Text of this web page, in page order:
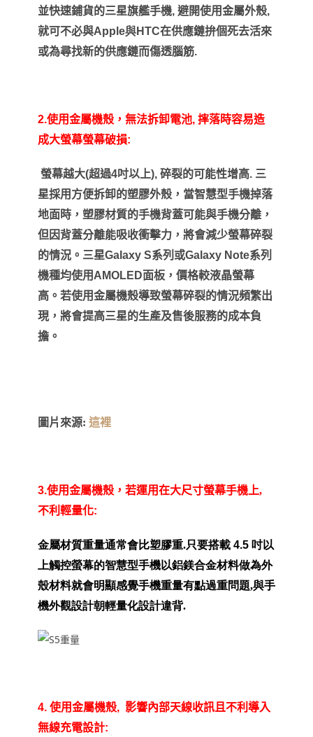
並快速鋪貨的三星旗艦手機, 避開使用金屬外殼,
就可不必與Apple與HTC在供應鏈拚個死去活來
或為尋找新的供應鏈而傷透腦筋.
2.使用金屬機殼，無法拆卸電池, 摔落時容易造
成大螢幕螢幕破損:
螢幕越大(超過4吋以上), 碎裂的可能性增高. 三
星採用方便拆卸的塑膠外殼，當智慧型手機掉落
地面時，塑膠材質的手機背蓋可能與手機分離，
但因背蓋分離能吸收衝擊力，將會減少螢幕碎裂
的情況。三星Galaxy S系列或Galaxy Note系列
機種均使用 AMOLED面板，價格較液晶螢幕
高。若使用金屬機殼導致螢幕碎裂的情況頻繁出
現，將會提高三星的生產及售後服務的成本負
擔。
圖片來源: 這裡
3.使用金屬機殼， 若運用在大尺寸螢幕手機上,
不利輕量化:
金屬材質重量通常會比塑膠重.只要搭載 4.5 吋以
上觸控螢幕的智慧型手機以鋁鎂合金材料做為外
殼材料就會明顯感覺手機重量有點過重問題,與手
機外觀設計朝輕量化設計違背.
4. 使用金屬機殼, 影響內部天線收訊且不利導入
無線充電設計: